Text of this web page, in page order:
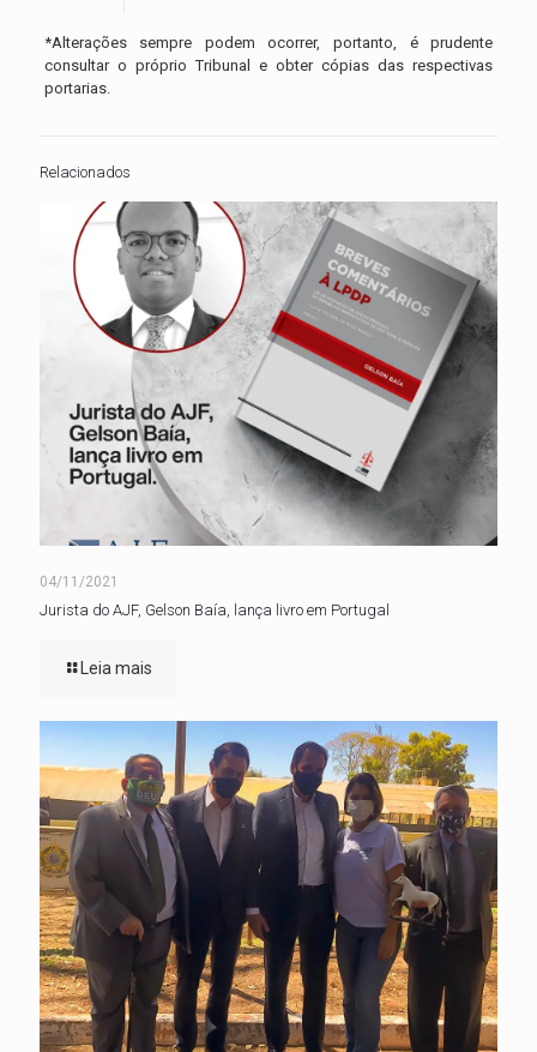
*Alterações sempre podem ocorrer, portanto, é prudente
consultar o próprio Tribunal e obter cópias das respectivas
portarias.
Relacionados
04/11/2021
Jurista do AJF, Gelson Baía, lança livro em Portugal
Leia mais